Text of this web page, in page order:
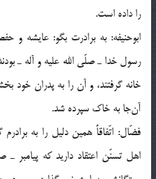
را داده است.
ابوحنيفه: به برادرت بگو: عايشه و
رسول خدا ـ صلّي الله عليه و آله ـ
خانه گرفتند، و آن را به پدران خود
آن‌جا به خاك سپرده شد.
فضّال: اتّفاقاً همين دليل را به
اهل تسنّن اعتقاد داريد كه پيامبر